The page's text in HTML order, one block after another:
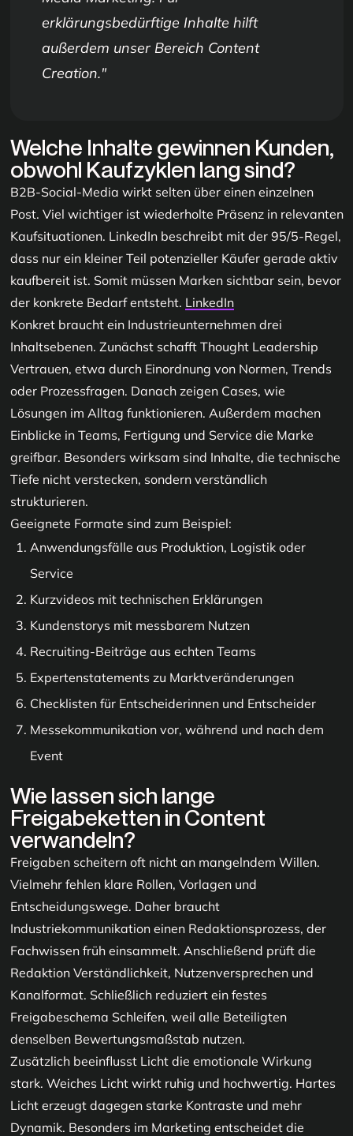
erklärungsbedürftige Inhalte hilft
außerdem unser Bereich Content
Creation.
Welche Inhalte gewinnen Kunden,
obwohl Kaufzyklen lang sind?
B2B-Social-Media wirkt selten über einen einzelnen
Post. Viel wichtiger ist wiederholte Präsenz in relevanten
Kaufsituationen. LinkedIn beschreibt mit der 95/5-Regel,
dass nur ein kleiner Teil potenzieller Käufer gerade aktiv
kaufbereit ist. Somit müssen Marken sichtbar sein, bevor
der konkrete Bedarf entsteht. LinkedIn
Konkret braucht ein Industrieunternehmen drei
Inhaltsebenen. Zunächst schafft Thought Leadership
Vertrauen, etwa durch Einordnung von Normen, Trends
oder Prozessfragen. Danach zeigen Cases, wie
Lösungen im Alltag funktionieren. Außerdem machen
Einblicke in Teams, Fertigung und Service die Marke
greifbar. Besonders wirksam sind Inhalte, die technische
Tiefe nicht verstecken, sondern verständlich
strukturieren.
Geeignete Formate sind zum Beispiel:
Anwendungsfälle aus Produktion, Logistik oder
Service
Kurzvideos mit technischen Erklärungen
Kundenstorys mit messbarem Nutzen
Recruiting-Beiträge aus echten Teams
Expertenstatements zu Marktveränderungen
Checklisten für Entscheiderinnen und Entscheider
Messekommunikation vor, während und nach dem
Event
Wie lassen sich lange
Freigabeketten in Content
verwandeln?
Freigaben scheitern oft nicht an mangelndem Willen.
Vielmehr fehlen klare Rollen, Vorlagen und
Entscheidungswege. Daher braucht
Industriekommunikation einen Redaktionsprozess, der
Fachwissen früh einsammelt. Anschließend prüft die
Redaktion Verständlichkeit, Nutzenversprechen und
Kanalformat. Schließlich reduziert ein festes
Freigabeschema Schleifen, weil alle Beteiligten
denselben Bewertungsmaßstab nutzen.
Zusätzlich beeinflusst Licht die emotionale Wirkung
stark. Weiches Licht wirkt ruhig und hochwertig. Hartes
Licht erzeugt dagegen starke Kontraste und mehr
Dynamik. Besonders im Marketing entscheidet die